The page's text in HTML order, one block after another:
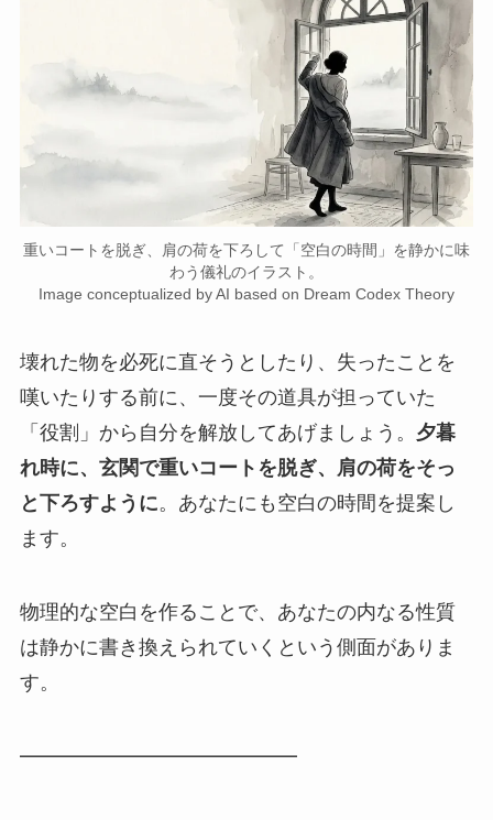
重いコートを脱ぎ、肩の荷を下ろして「空白の時間」を静かに味
わう儀礼のイラスト。
Image conceptualized by AI based on Dream Codex Theory
壊れた物を必死に直そうとしたり、失ったことを
嘆いたりする前に、一度その道具が担っていた
「役割」から自分を解放してあげましょう。 夕暮
れ時に、玄関で重いコートを脱ぎ、肩の荷をそっ
と下ろすように。あなたにも空白の時間を提案し
ます。
物理的な空白を作ることで、あなたの内なる性質
は静かに書き換えられていくという側面がありま
す。
━━━━━━━━━━━━━━